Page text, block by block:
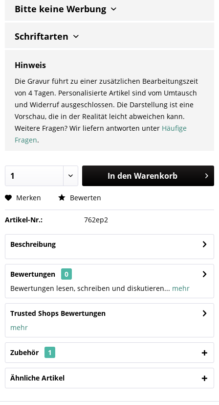
Bitte keine Werbung
Schriftarten
Hinweis
Die Gravur führt zu einer zusätzlichen Bearbeitungszeit
von 4 Tagen. Personalisierte Artikel sind vom Umtausch
und Widerruf ausgeschlossen. Die Darstellung ist eine
Vorschau, die in der Realität leicht abweichen kann.
Weitere Fragen? Wir liefern antworten unter Häufige
Fragen.
In den Warenkorb
Merken Bewerten
Artikel-Nr.: 762ep2
Beschreibung
Bewertungen
0
Bewertungen lesen, schreiben und diskutieren... mehr
Trusted Shops Bewertungen
mehr
Zubehör 1
Ähnliche Artikel